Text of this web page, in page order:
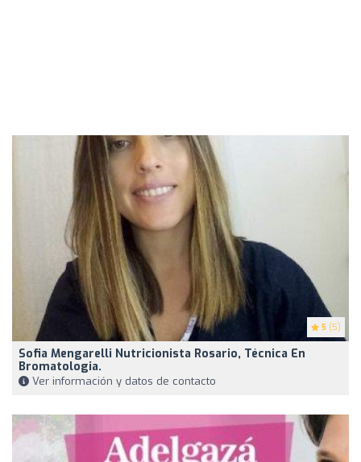
5 (5)
Sofia Mengarelli Nutricionista Rosario, Técnica En
Bromatologia.
Ver información y datos de contacto